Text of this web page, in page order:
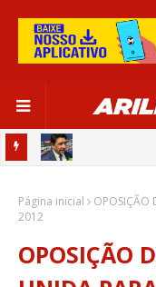
“SATISFAÇÃO MUITO
Página inicial
OPOSIÇÃO
2012
OPOSIÇÃO